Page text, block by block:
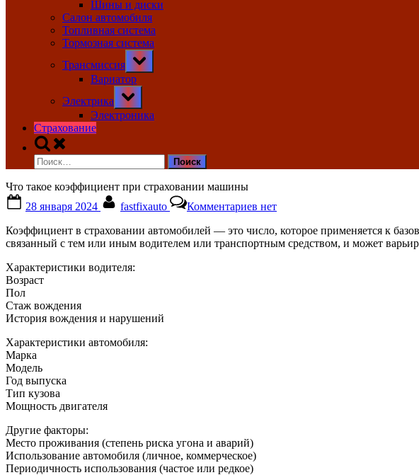
Шины и диски
Салон автомобиля
Топливная система
Тормозная система
Трансмиссия
Toggle
sub-
menu
Вариатор
Электрика
Toggle
sub-
menu
Электроника
Страхование
Toggle
search
form
Найти:
Что такое коэффициент при страховании машины
on
28 января 2024 fastfixauto Комментариевзаписи
такое
коэффициент
нет
Коэффициент в страховании автомобилей — это число, которое применяется к
связанный с тем или иным водителем или транспортным средством, и может
Характеристики водителя:
Возраст
Пол
Стаж вождения
История вождения и нарушений
Характеристики автомобиля:
Марка
Модель
Год выпуска
Тип кузова
Мощность двигателя
Другие факторы:
Место проживания (степень риска угона и аварий)
Использование автомобиля (личное, коммерческое)
Периодичность использования (частое или редкое)